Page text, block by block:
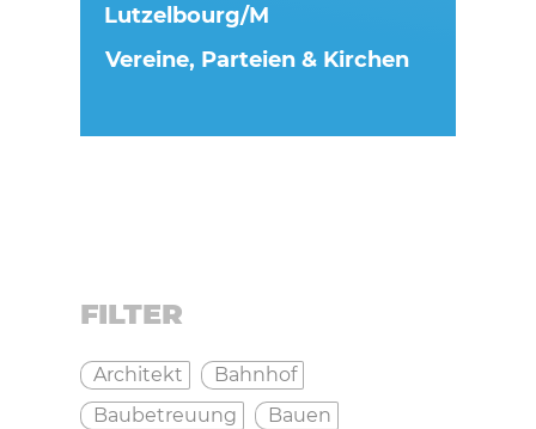
Lutzelbourg/M
Vereine, Parteien & Kirchen
FILTER
Architekt
Bahnhof
Baubetreuung
Bauen